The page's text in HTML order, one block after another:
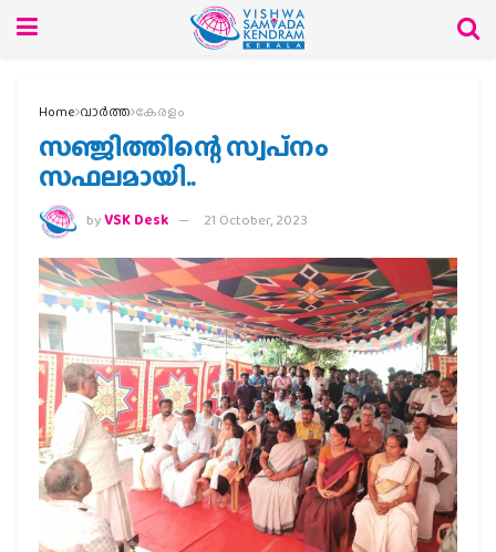
Home വാര്‍ത്ത കേരളം
സഞ്ജിത്തിന്റെ സ്വപ്‌നം
സഫലമായി..
byVSK Desk 21 October, 2023